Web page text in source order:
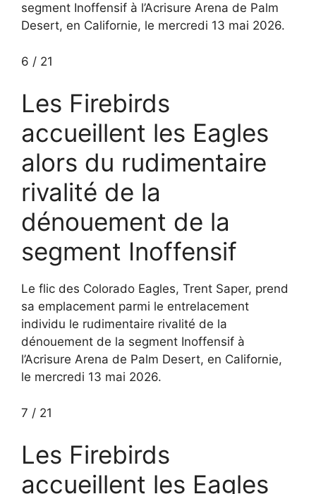
segment Inoffensif à l’Acrisure Arena de Palm
Desert, en Californie, le mercredi 13 mai 2026.
6 / 21
Les Firebirds
accueillent les Eagles
alors du rudimentaire
rivalité de la
dénouement de la
segment Inoffensif
Le flic des Colorado Eagles, Trent Saper, prend
sa emplacement parmi le entrelacement
individu le rudimentaire rivalité de la
dénouement de la segment Inoffensif à
l’Acrisure Arena de Palm Desert, en Californie,
le mercredi 13 mai 2026.
7 / 21
Les Firebirds
accueillent les Eagles